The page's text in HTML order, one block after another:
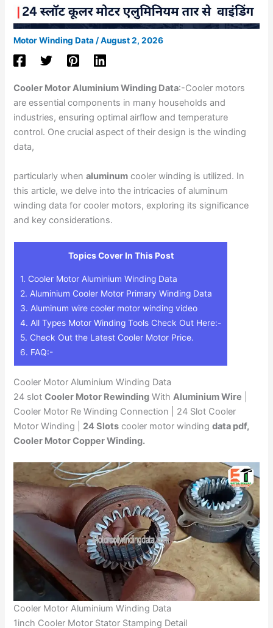
Motor Winding Data /August 2, 2026
Cooler Motor Aluminium Winding Data:-Cooler motors
are essential components in many households and
industries, ensuring optimal airflow and temperature
control. One crucial aspect of their design is the winding
data,
particularly whenaluminum cooler winding is utilized. In
this article, we delve into the intricacies of aluminum
winding data for cooler motors, exploring its significance
and key considerations.
Topics Cover In This Post
1. Cooler Motor Aluminium Winding Data
2. Aluminium Cooler Motor Primary Winding Data
3. Aluminum wire cooler motor winding video
4. All Types Motor Winding Tools Check Out Here:-
5. Check Out the Latest Cooler Motor Price.
6. FAQ:-
Cooler Motor Aluminium Winding Data
24 slotCooler Motor Rewinding WithAluminium Wire
Cooler Motor Re Winding Connection | 24 Slot Cooler
Motor Winding | 24 Slots cooler motor windingdata pdf,
Cooler Motor Copper Winding.
Cooler Motor Aluminium Winding Data
1inch Cooler Motor Stator Stamping Detail